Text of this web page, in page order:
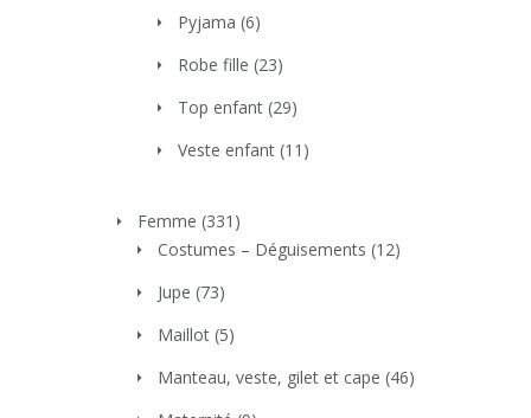
Pyjama (6)
Robe fille (23)
Top enfant (29)
Veste enfant (11)
Femme (331)
Costumes – Déguisements (12)
Jupe (73)
Maillot (5)
Manteau, veste, gilet et cape (46)